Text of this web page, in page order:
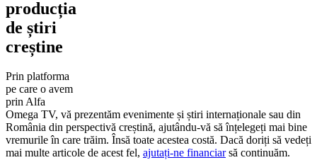
producția
de știri
creștine
Prin platforma
pe care o avem
prin Alfa
Omega TV, vă prezentăm evenimente și știri internaționale sau din
România din perspectivă creștină, ajutându-vă să înțelegeți mai bine
vremurile în care trăim. Însă toate acestea costă. Dacă doriți să vedeți
mai multe articole de acest fel, ajutați-ne financiarsă continuăm.